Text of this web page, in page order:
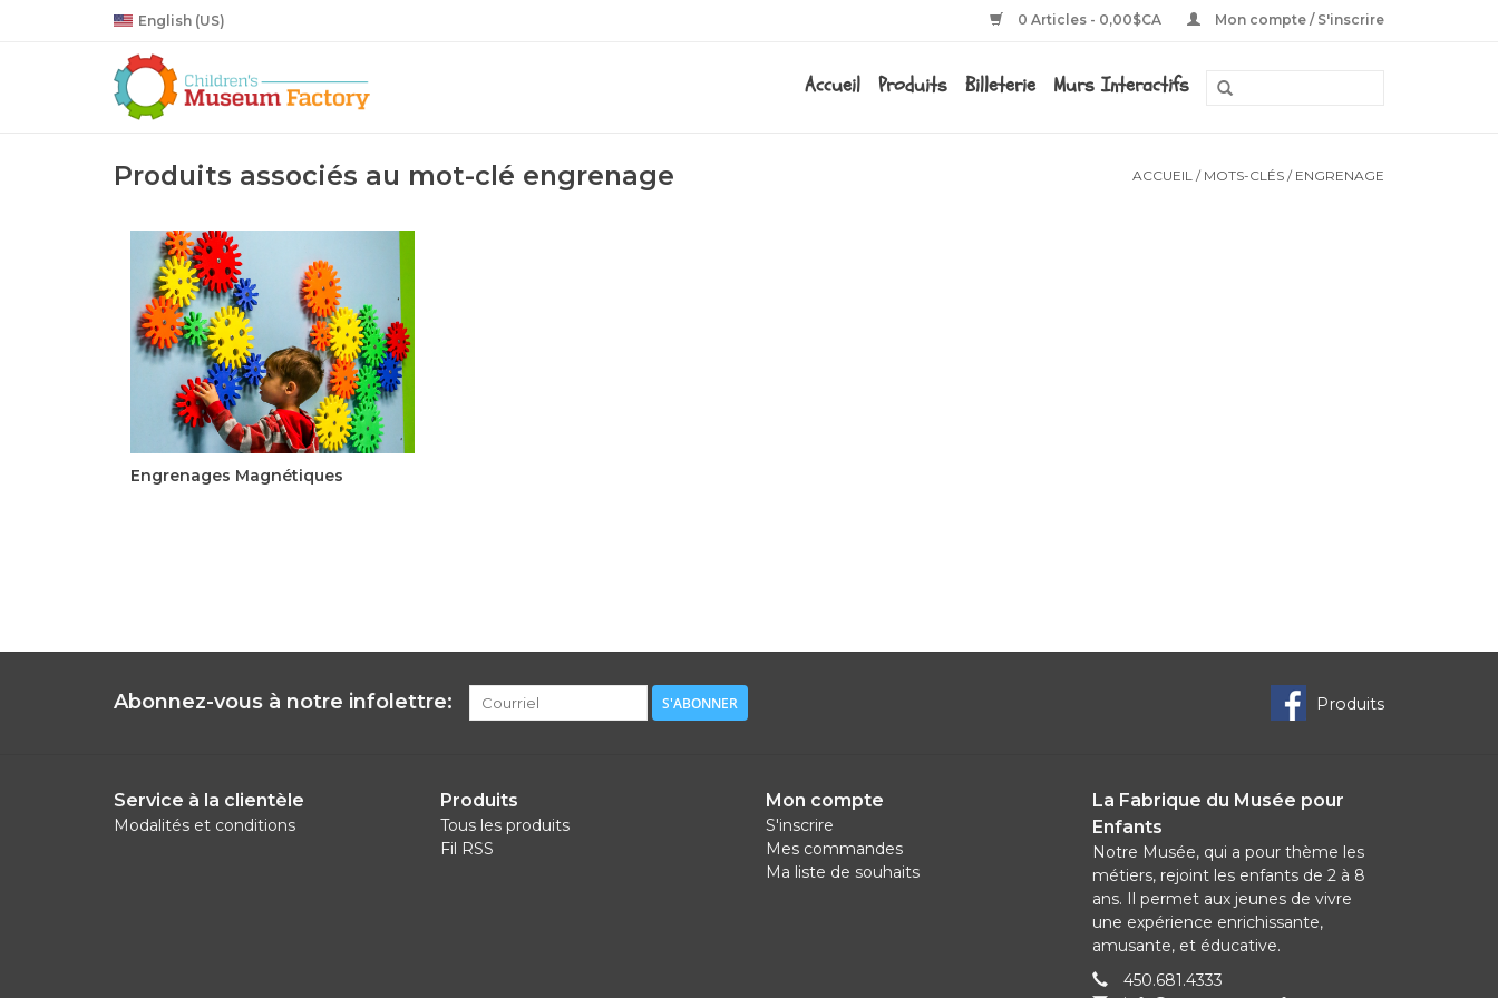
English (US) 0 Articles - 0,00$CA Mon compte / S'inscrire
Accueil Produits Billeterie Murs Interactifs
Produits associés au mot-clé engrenage ACCUEIL / MOTS-CLÉS / ENGRENAGE
Jeu éducatif de de 15 engrenages
magnétiques: 5 gros, 5 moyens et 5
petits. Destinés aux enfants et adultes de
tous âges. Totalement sécuritaires grâce
à leur concept unique, les engrenages
viennent en 5 couleurs vibrantes; bleu,
jaune,orange, rouge et v
Engrenages Magnétiques
Abonnez-vous à notre infolettre: S'ABONNER Produits
Service à la clientèle
Modalités et conditions
Produits
Tous les produits
Fil RSS
Mon compte
S'inscrire
Mes commandes
Ma liste de souhaits
La Fabrique du Musée pour
Enfants
Notre Musée, qui a pour thème les
métiers, rejoint les enfants de 2 à 8
ans. Il permet aux jeunes de vivre
une expérience enrichissante,
amusante, et éducative.
450.681.4333